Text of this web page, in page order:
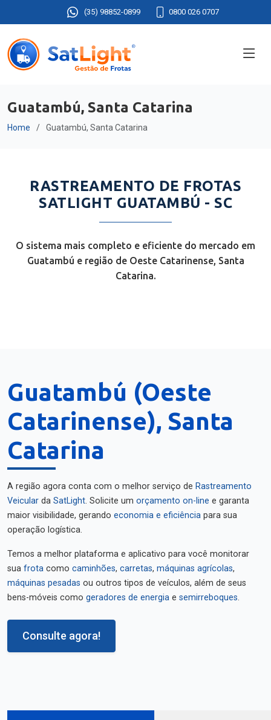
(35) 98852-0899 0800 026 0707
Guatambú, Santa Catarina
Home Guatambú, Santa Catarina
RASTREAMENTO DE FROTAS
SATLIGHT GUATAMBÚ - SC
O sistema mais completo e eficiente do mercado em
Guatambú e região de Oeste Catarinense, Santa
Catarina.
Guatambú (Oeste
Catarinense), Santa
Catarina
A região agora conta com o melhor serviço de Rastreamento
Veicular da SatLight. Solicite um orçamento on-line e garanta
maior visibilidade, gerando economia e eficiência para sua
operação logística.
Temos a melhor plataforma e aplicativo para você monitorar
sua frota como caminhões, carretas, máquinas agrícolas,
máquinas pesadas ou outros tipos de veículos, além de seus
bens-móveis como geradores de energia e semirreboques.
Consulte agora!